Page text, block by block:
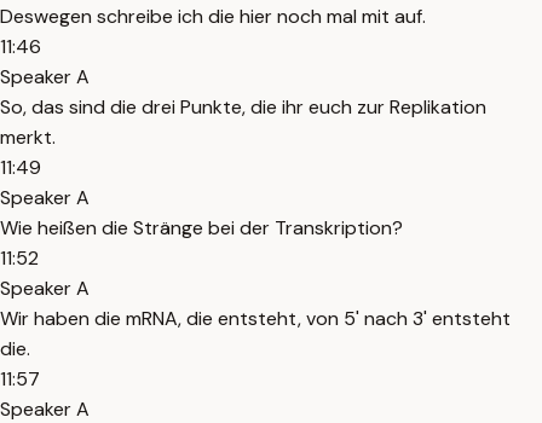
Deswegen schreibe ich die hier noch mal mit auf.
11:46
Speaker A
So, das sind die drei Punkte, die ihr euch zur Replikation
merkt.
11:49
Speaker A
Wie heißen die Stränge bei der Transkription?
11:52
Speaker A
Wir haben die mRNA, die entsteht, von 5' nach 3' entsteht
die.
11:57
Speaker A